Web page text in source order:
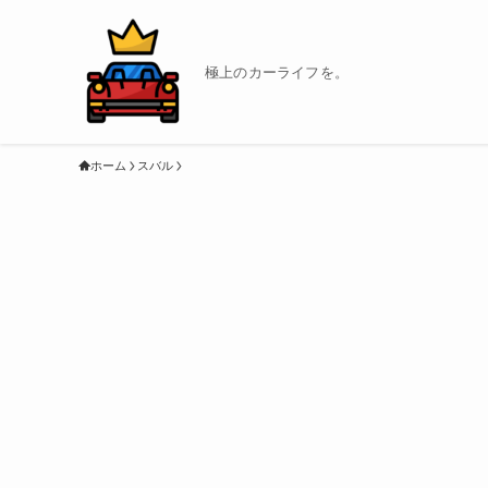
極上のカーライフを。
ホーム スバル